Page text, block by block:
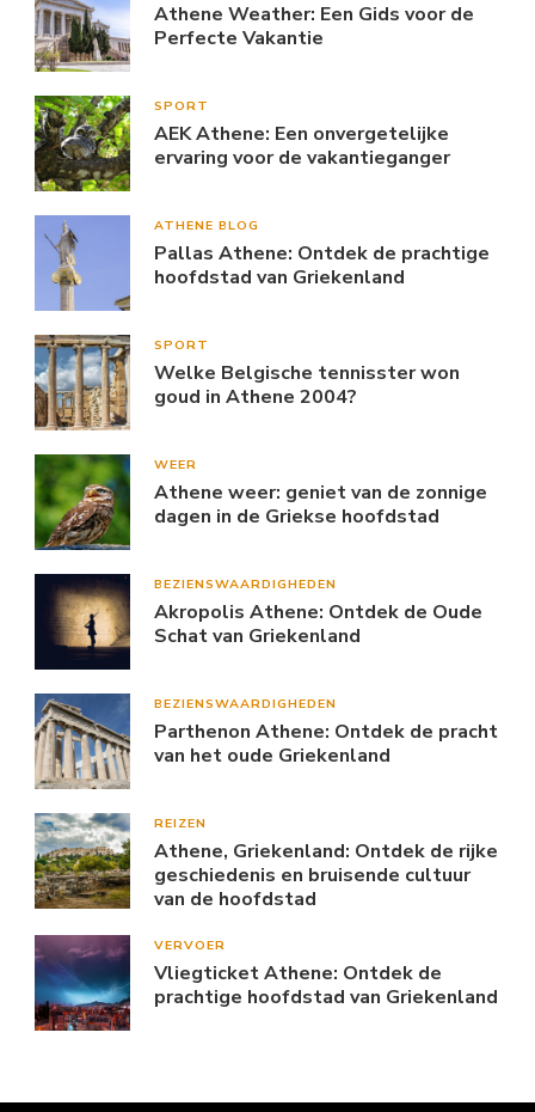
Athene Weather: Een Gids voor de
Perfecte Vakantie
SPORT
AEK Athene: Een onvergetelijke
ervaring voor de vakantieganger
ATHENE BLOG
Pallas Athene: Ontdek de prachtige
hoofdstad van Griekenland
SPORT
Welke Belgische tennisster won
goud in Athene 2004?
WEER
Athene weer: geniet van de zonnige
dagen in de Griekse hoofdstad
BEZIENSWAARDIGHEDEN
Akropolis Athene: Ontdek de Oude
Schat van Griekenland
BEZIENSWAARDIGHEDEN
Parthenon Athene: Ontdek de pracht
van het oude Griekenland
REIZEN
Athene, Griekenland: Ontdek de rijke
geschiedenis en bruisende cultuur
van de hoofdstad
VERVOER
Vliegticket Athene: Ontdek de
prachtige hoofdstad van Griekenland